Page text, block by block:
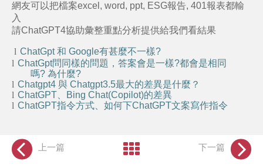
網友可以把檔案excel, word, ppt, ESG報告, 401報表都輸
入
請ChatGPT4協助彙整重點分析提供給我們看結果
l ChatGpt和 Google有甚麼不一樣?
l ChatGpt問同樣的問題，答案會是一樣?都會是相同
嗎? 為什麼?
l Chatgpt4 與 Chatgpt3.5最大的差異是什麼？
l ChatGPT Bing Chat(Copilot)的差異
l ChatGPT指令方式、如何下ChatGPT文案寫作指令
上一篇 下一篇